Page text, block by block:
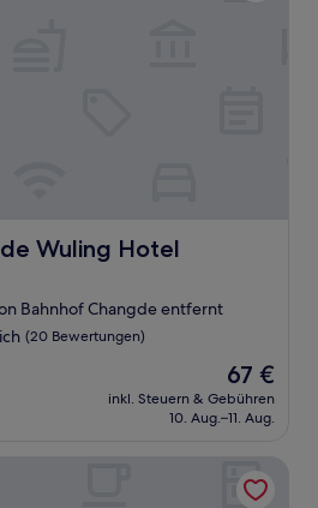
Wuling Hotel
Hotel
Bahnhof Changde entfernt
(20 Bewertungen)
Der
Preis
beträgt
67 €
inkl. Steuern & Gebühren
10. Aug.–11. Aug.